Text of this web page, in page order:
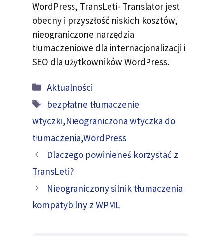
WordPress, TransLeti- Translator jest
obecny i przyszłość niskich kosztów,
nieograniczone narzędzia
tłumaczeniowe dla internacjonalizacji i
SEO dla użytkowników WordPress.
Kategoria
Aktualności
Tagi
bezpłatne tłumaczenie
wtyczki,Nieograniczona wtyczka do
tłumaczenia,WordPress
Dlaczego powinieneś korzystać z
TransLeti?
Nieograniczony silnik tłumaczenia
kompatybilny z WPML